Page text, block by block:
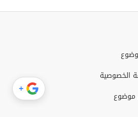
الخصوصية
موضوع
+